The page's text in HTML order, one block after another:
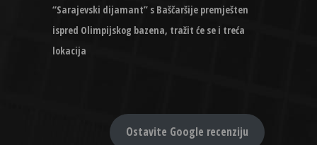
“Sarajevski dijamant” s Baščaršije premješten
ispred Olimpijskog bazena, tražit će se i treća
lokacija
Ostavite Google recenziju